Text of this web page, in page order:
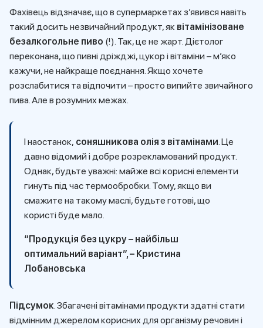
Фахівець відзначає, що в супермаркетах з’явився навіть
такий досить незвичайний продукт, як вітамінізоване
безалкогольне пиво (!). Так, це не жарт. Дієтолог
переконана, що пивні дріжджі, цукор і вітаміни – м’яко
кажучи, не найкраще поєднання. Якщо хочете
розслабитися та відпочити – просто випийте звичайного
пива. Але в розумних межах.
І наостанок, соняшникова олія з вітамінами. Це
давно відомий і добре розрекламований продукт.
Однак, будьте уважні: майже всі корисні елементи
гинуть під час термообробки. Тому, якщо ви
смажите на такому маслі, будьте готові, що
користі буде мало.
“Продукція без цукру – найбільш
оптимальний варіант”,– Кристина
Лобановська
Підсумок. Збагачені вітамінами продукти здатні стати
відмінним джерелом корисних для організму речовин і